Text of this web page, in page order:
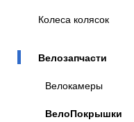
Колеса колясок
Велозапчасти
Велокамеры
ВелоПокрышки